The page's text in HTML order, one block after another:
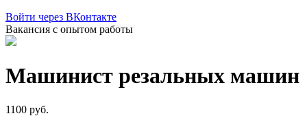
Войти через ВКонтакте
Вакансия с опытом работы
Машинист резальных машин
1100 руб.